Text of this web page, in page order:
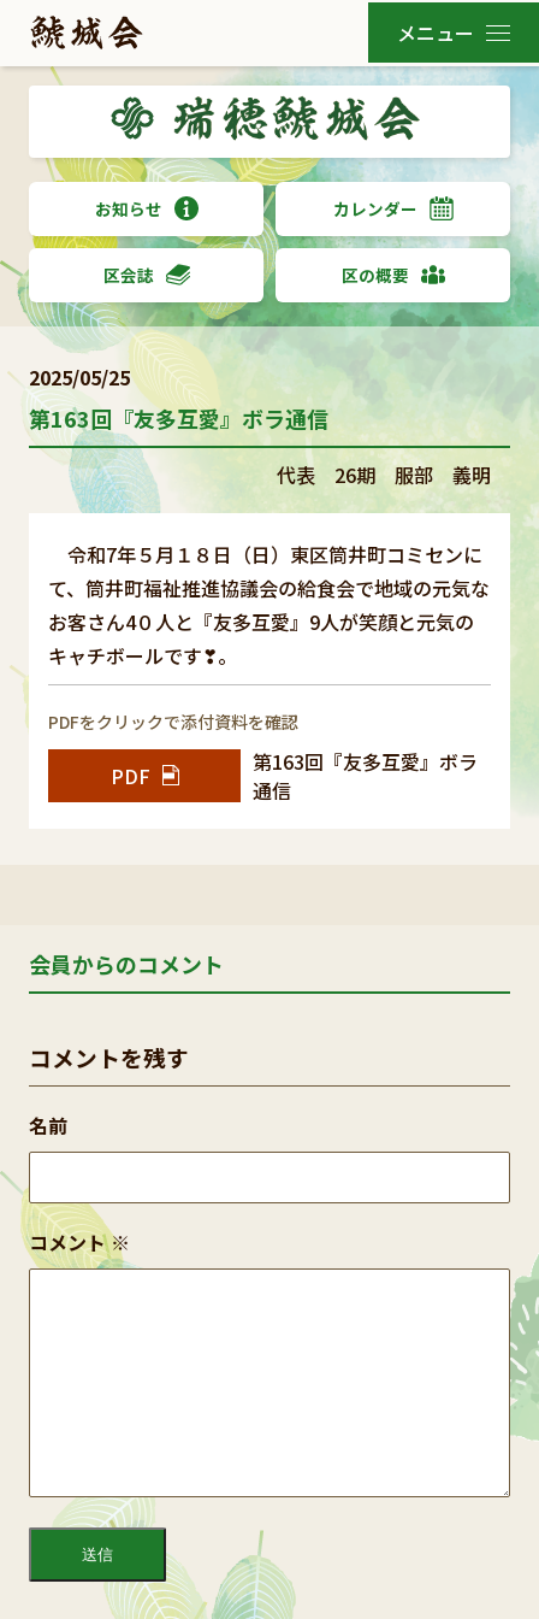
お知らせ カレンダー
区会誌 区の概要
2025/05/25
第163回『友多互愛』ボラ通信
代表 26期 服部 義明
令和7年５月１８日（日）東区筒井町コミセンに
て、筒井町福祉推進協議会の給食会で地域の元気な
お客さん4０人と『友多互愛』9人が笑顔と元気の
キャチボールです❣。
PDFをクリックで添付資料を確認
PDF
第163回『友多互愛』ボラ
通信
会員からのコメント
コメントを残す
コメント※
名前